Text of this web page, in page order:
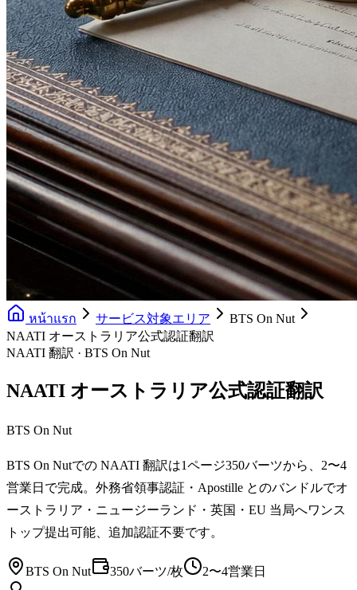
หน้าแรก サービス対象エリア
BTS On Nut
NAATI オーストラリア公式認証翻訳
NAATI 翻訳 · BTS On Nut
NAATI オーストラリア公式認証翻訳
BTS On Nut
BTS On Nutでの NAATI 翻訳は1ページ350バーツから、2〜4
営業日で完成。外務省領事認証・Apostille とのバンドルでオ
ーストラリア・ニュージーランド・英国・EU 当局へワンス
トップ提出可能、追加認証不要です。
BTS On Nut 350バーツ/枚 2〜4営業日